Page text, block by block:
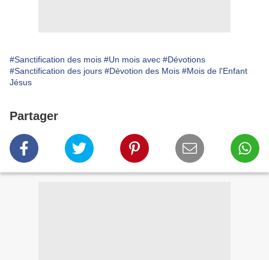
#Sanctification des mois #Un mois avec #Dévotions
#Sanctification des jours #Dévotion des Mois #Mois de l'Enfant
Jésus
Partager